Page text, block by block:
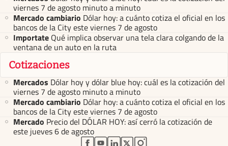
viernes 7 de agosto minuto a minuto
Mercado cambiario Dólar hoy: a cuánto cotiza el oficial en los
bancos de la City este viernes 7 de agosto
Importate Qué implica observar una tela clara colgando de la
ventana de un auto en la ruta
Cotizaciones
Mercados Dólar hoy y dólar blue hoy: cuál es la cotización del
viernes 7 de agosto minuto a minuto
Mercado cambiario Dólar hoy: a cuánto cotiza el oficial en los
bancos de la City este viernes 7 de agosto
Mercado Precio del DÓLAR HOY: así cerró la cotización de
este jueves 6 de agosto
abre en nueva pestaña
abre en nueva pestaña
abre en nueva pestaña
abre en nueva pestaña
abre en nueva pestaña